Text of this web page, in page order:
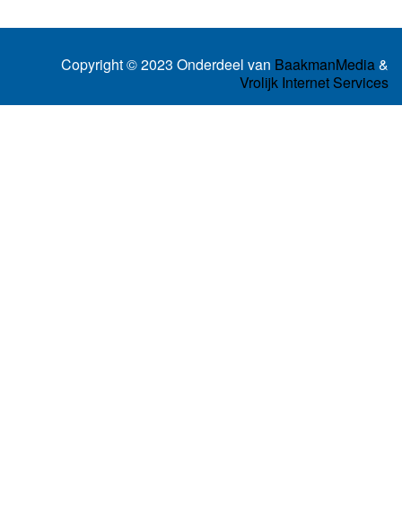
Copyright © 2023 Onderdeel van BaakmanMedia&
Vrolijk Internet Services